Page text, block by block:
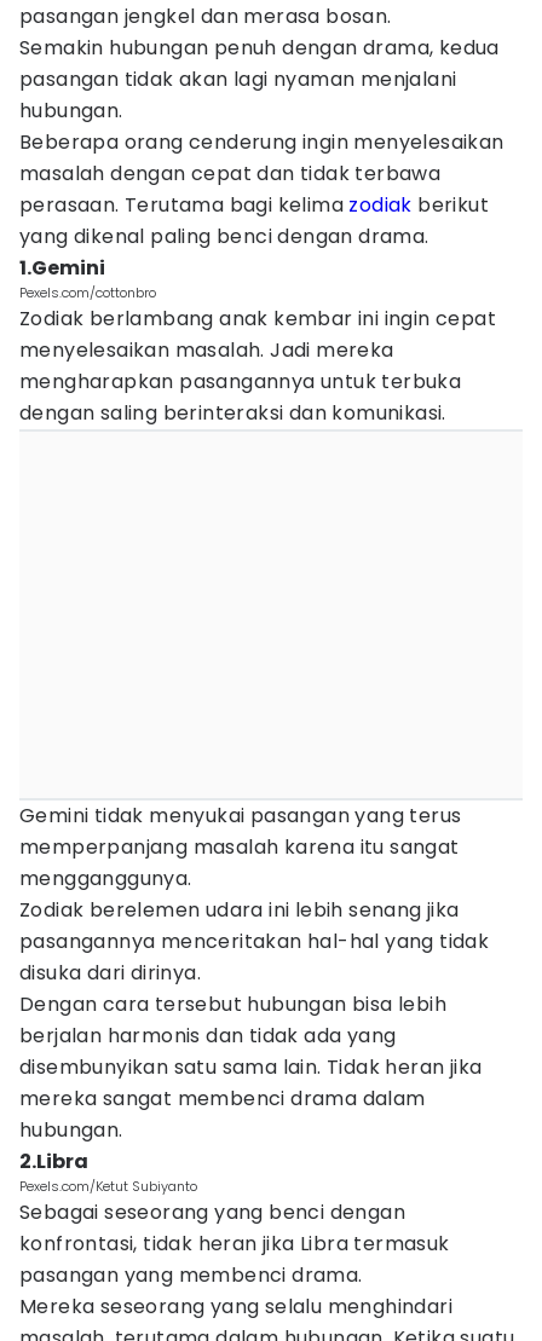
pasangan jengkel dan merasa bosan.
Semakin hubungan penuh dengan drama, kedua
pasangan tidak akan lagi nyaman menjalani
hubungan.
Beberapa orang cenderung ingin menyelesaikan
masalah dengan cepat dan tidak terbawa
perasaan. Terutama bagi kelima zodiak berikut
yang dikenal paling benci dengan drama.
1.Gemini
Pexels.com/cottonbro
Zodiak berlambang anak kembar ini ingin cepat
menyelesaikan masalah. Jadi mereka
mengharapkan pasangannya untuk terbuka
dengan saling berinteraksi dan komunikasi.
Gemini tidak menyukai pasangan yang terus
memperpanjang masalah karena itu sangat
mengganggunya.
Zodiak berelemen udara ini lebih senang jika
pasangannya menceritakan hal-hal yang tidak
disuka dari dirinya.
Dengan cara tersebut hubungan bisa lebih
berjalan harmonis dan tidak ada yang
disembunyikan satu sama lain. Tidak heran jika
mereka sangat membenci drama dalam
hubungan.
2.Libra
Pexels.com/Ketut Subiyanto
Sebagai seseorang yang benci dengan
konfrontasi, tidak heran jika Libra termasuk
pasangan yang membenci drama.
Mereka seseorang yang selalu menghindari